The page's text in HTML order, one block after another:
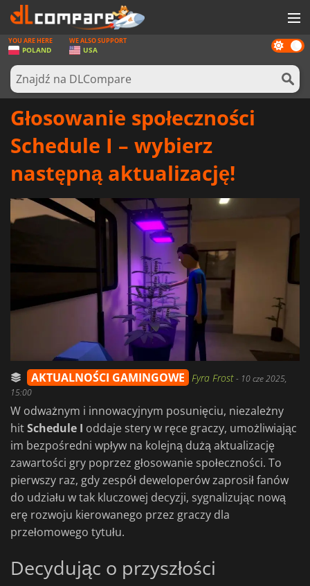
GRY
KARTY DO GIER
OPROGRAMOWANIE
AKTUALNOŚCI
ZALOGUJ SIĘ LUB ZAREJESTRUJ
Dark
mode
YOU ARE HERE
POLAND
WE ALSO SUPPORT
USA
Głosowanie społeczności
Schedule I – wybierz
następną aktualizację!
AKTUALNOŚCI GAMINGOWE Fyra Frost- 10 cze 2025,
15:00
W odważnym i innowacyjnym posunięciu, niezależny
hitSchedule I oddaje stery w ręce graczy, umożliwiając
im bezpośredni wpływ na kolejną dużą aktualizację
zawartości gry poprzez głosowanie społeczności. To
pierwszy raz, gdy zespół deweloperów zaprosił fanów
do udziału w tak kluczowej decyzji, sygnalizując nową
erę rozwoju kierowanego przez graczy dla
przełomowego tytułu.
Decydując o przyszłości